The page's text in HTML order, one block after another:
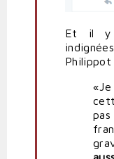
Et il y
Philippot